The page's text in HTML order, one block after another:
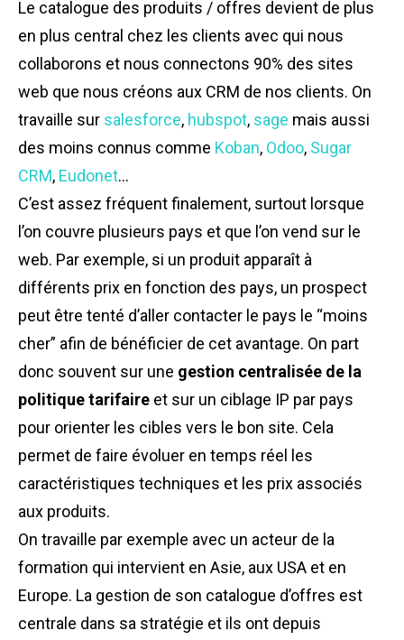
Le catalogue des produits / offres devient de plus
en plus central chez les clients avec qui nous
collaborons et nous connectons 90% des sites
web que nous créons aux CRM de nos clients. On
travaille sur salesforce, hubspot, sage mais aussi
des moins connus comme Koban, Odoo, Sugar
CRM, Eudonet…
C’est assez fréquent finalement, surtout lorsque
l’on couvre plusieurs pays et que l’on vend sur le
web. Par exemple, si un produit apparaît à
différents prix en fonction des pays, un prospect
peut être tenté d’aller contacter le pays le “moins
cher” afin de bénéficier de cet avantage. On part
donc souvent sur une gestion centralisée de la
politique tarifaire et sur un ciblage IP par pays
pour orienter les cibles vers le bon site. Cela
permet de faire évoluer en temps réel les
caractéristiques techniques et les prix associés
aux produits.
On travaille par exemple avec un acteur de la
formation qui intervient en Asie, aux USA et en
Europe. La gestion de son catalogue d’offres est
centrale dans sa stratégie et ils ont depuis